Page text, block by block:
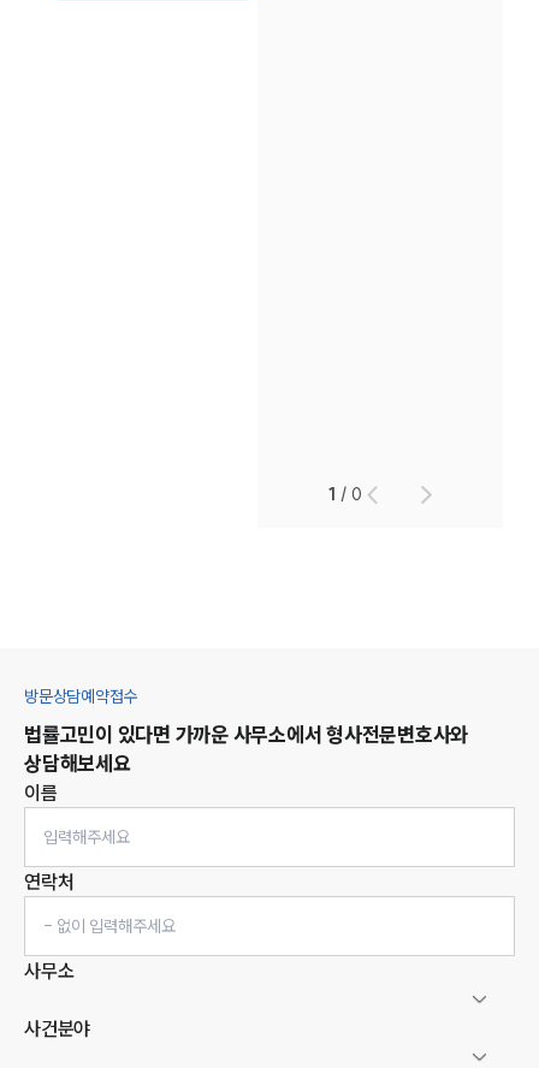
1 /0
방문상담예약접수
법률고민이 있다면 가까운 사무소에서 형사전문변호사와
상담해보세요
이름
연락처
사무소
사건분야